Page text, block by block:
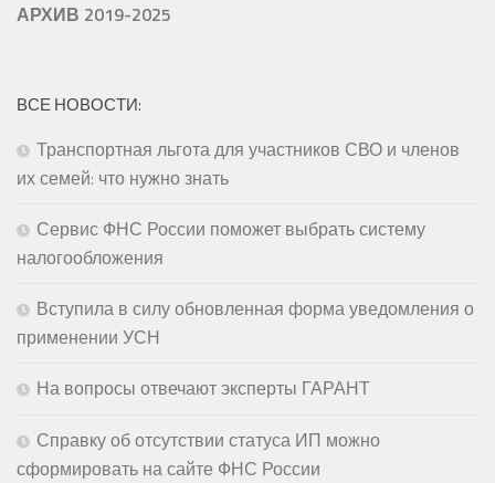
АРХИВ 2019-2025
ВСЕ НОВОСТИ:
Транспортная льгота для участников СВО и членов
их семей: что нужно знать
Сервис ФНС России поможет выбрать систему
налогообложения
Вступила в силу обновленная форма уведомления о
применении УСН
На вопросы отвечают эксперты ГАРАНТ
Справку об отсутствии статуса ИП можно
сформировать на сайте ФНС России